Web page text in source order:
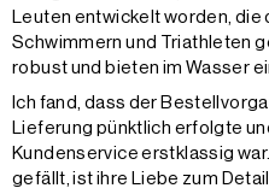
Leuten entwickelt worden, die
Schwimmern und Triathleten
robust und bieten im Wasser
Ich fand, dass der
Lieferung pünktlich erfolgte
Kundenservice erstklassig
gefällt, ist ihre Liebe zum